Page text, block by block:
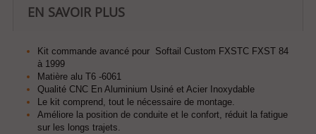
EN SAVOIR PLUS
Kit commande avancé pour Softail Custom FXSTC FXST 84
à 1999
Matière alu T6 -6061
Qualité CNC En Aluminium Usiné et Acier Inoxydable
Le kit comprend, tout le nécessaire de montage.
Améliore la position de conduite et le confort, réduit la fatigue
sur les longs trajets.